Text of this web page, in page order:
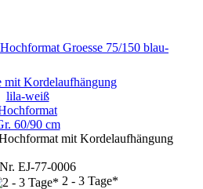
mit Kordelaufhängung
lila-weiß
60/90 cm
mit Kordelaufhängung
EJ-77-0006
2 - 3 Tage*